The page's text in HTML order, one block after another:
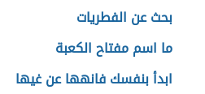
بحث عن الفطريات
ما اسم مفتاح الكعبة
ابدأ بنفسك فانهها عن غيها